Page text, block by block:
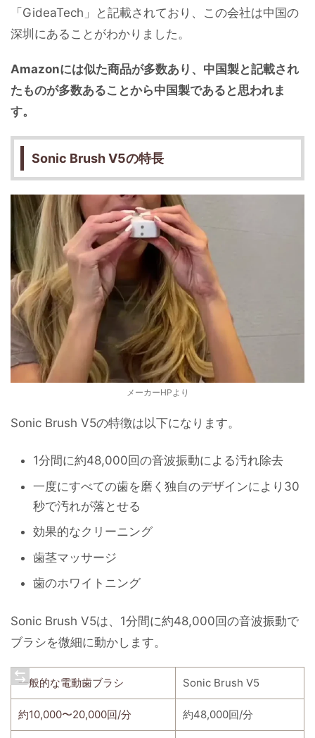
「GideaTech」と記載されており、この会社は中国の
深圳にあることがわかりました。
Amazonには似た商品が多数あり、中国製と記載され
たものが多数あることから中国製であると思われま
す。
Sonic Brush V5の特長
メーカーHPより
Sonic Brush V5の特徴は以下になります。
1分間に約48,000回の音波振動による汚れ除去
一度にすべての歯を磨く独自のデザインにより30
秒で汚れが落とせる
効果的なクリーニング
歯茎マッサージ
歯のホワイトニング
Sonic Brush V5は、1分間に約48,000回の音波振動で
ブラシを微細に動かします。
一般的な電動歯ブラシ Sonic Brush V5
約10,000〜20,000回/分 約48,000回/分